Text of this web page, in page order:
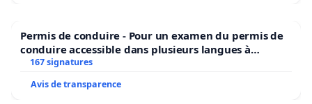
Permis de conduire - Pour un examen du permis de
conduire accessible dans plusieurs langues à
Bruxelles
167 signatures
Avis de transparence